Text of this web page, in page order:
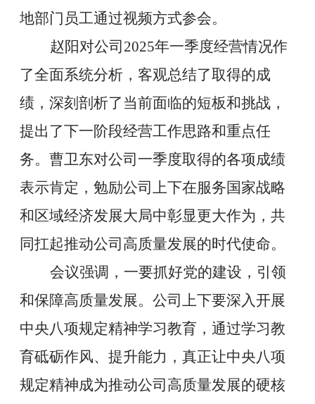
地部门员工通过视频方式参会。
赵阳对公司 2025年一季度经营情况作
了全面系统分析，客观总结了取得的成
绩，深刻剖析了当前面临的短板和挑战，
提出了下一阶段经营工作思路和重点任
务。曹卫东对公司一季度取得的各项成绩
表示肯定，勉励公司上下在服务国家战略
和区域经济发展大局中彰显更大作为，共
同扛起推动公司高质量发展的时代使命。
会议强调，一要抓好党的建设，引领
和保障高质量发展。公司上下要深入开展
中央八项规定精神学习教育，通过学习教
育砥砺作风、提升能力，真正让中央八项
规定精神成为推动公司高质量发展的硬核